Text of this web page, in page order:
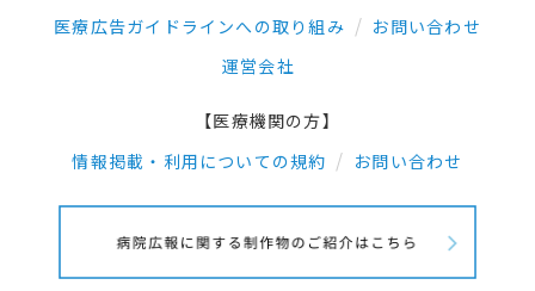
医療広告ガイドラインへの取り組み
お問い合わせ
運営会社
【医療機関の方】
情報掲載・利用についての規約
お問い合わせ